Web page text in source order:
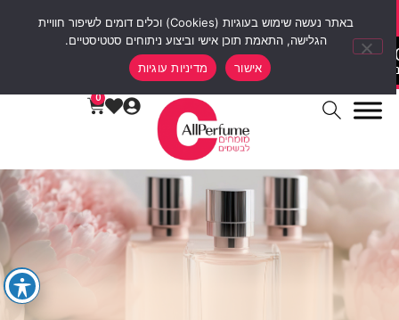
סוף שבוע של הנחות 12% הנחה על כל האתר עם קוד קופון weekend10
00
ימים
00 00
0
באתר נעשה שימוש בעוגיות (Cookies) וכלים דומים לשיפור חוויית
הגלישה, התאמת תוכן אישי וביצוע ניתוחים סטטיסטיים.
אישור
מדיניות עוגיות